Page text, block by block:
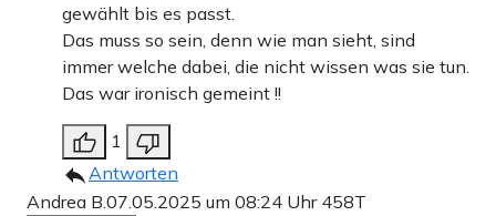
gewählt bis es passt.
Das muss so sein, denn wie man sieht, sind
immer welche dabei, die nicht wissen was sie tun.
Das war ironisch gemeint !!
1
Antworten
Andrea B.07.05.2025 um 08:24 Uhr 458T